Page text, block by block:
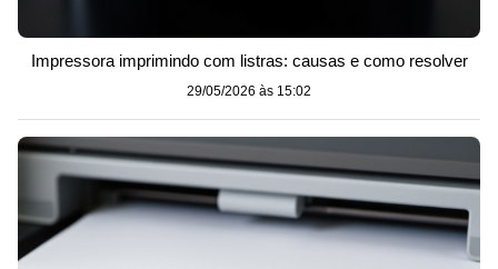
Impressora imprimindo com listras: causas e como resolver
29/05/2026 às 15:02